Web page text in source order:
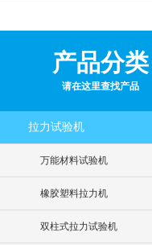
产品分类
请在这里查找产品
拉力试验机
万能材料试验机
橡胶塑料拉力机
双柱式拉力试验机